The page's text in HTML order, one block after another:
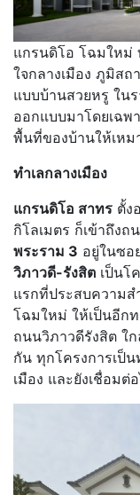
แกรนดิโอ โฉมใหม่
ใจกลางเมือง ภูมิส
แบบบ้านสวยหรู ใน
ออกแบบมาโดยเฉพ
พื้นที่ของบ้านให้เห
ทำเลกลางเมือง
แกรนดิโอ สาทร ตั้ง
กิโลเมตร ก็เข้าถึง
พระราม 3 อยู่ในซอ
วิภาวดี-รังสิต เป็นโ
แรกที่ประสบความส
โฉมใหม่ ให้เป็นอีก
ถนนวิภาวดีรังสิต ใ
กัน ทุกโครงการเป็
เมือง และยังเชื่อมต่